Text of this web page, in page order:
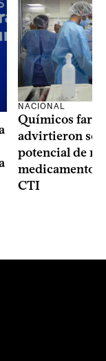
NACIONAL
Químicos
advirtieron
potencial de
medicamentos
CTI